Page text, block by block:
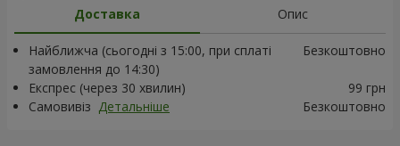
Доставка
Опис
Найближча (сьогодні з 15:00, при сплаті
замовлення до 14:30)
Безкоштовно
Експрес (через 30 хвилин)
99 грн
Самовивіз Детальніше Безкоштовно